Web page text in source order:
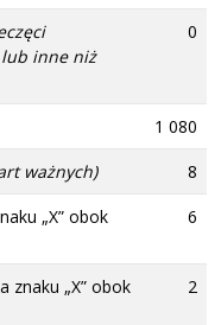
inne niż
0
1 080
ważnych)
8
„X” obok
6
znaku „X” obok
2